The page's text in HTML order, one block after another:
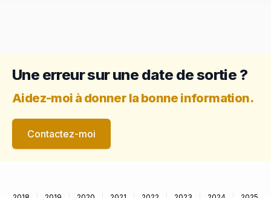
Une erreur sur une date de sortie ?
Aidez-moi à donner la bonne information.
Contactez-moi